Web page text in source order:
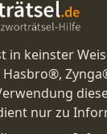
keinster
nur zu